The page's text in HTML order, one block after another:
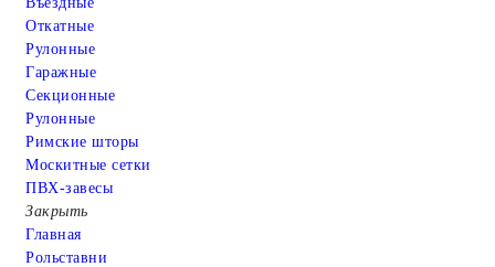
Откатные
Рулонные
Гаражные
Cекционные
Рулонные
Римские шторы
Москитные сетки
ПВХ-завесы
Закрыть
Главная
Рольставни